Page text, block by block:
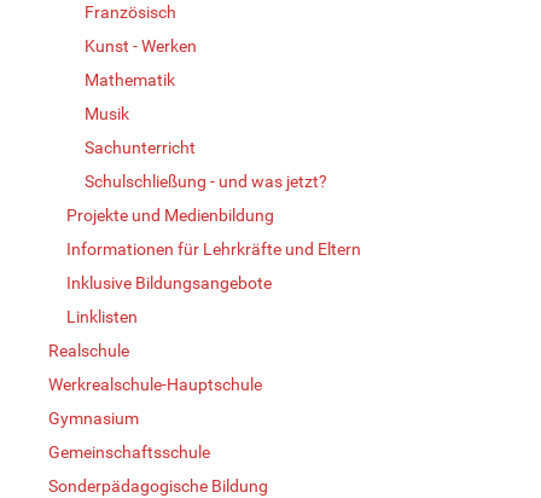
Französisch
Kunst - Werken
Mathematik
Musik
Sachunterricht
Schulschließung - und was jetzt?
Projekte und Medienbildung
Informationen für Lehrkräfte und Eltern
Inklusive Bildungsangebote
Linklisten
Realschule
Werkrealschule-Hauptschule
Gymnasium
Gemeinschaftsschule
Sonderpädagogische Bildung